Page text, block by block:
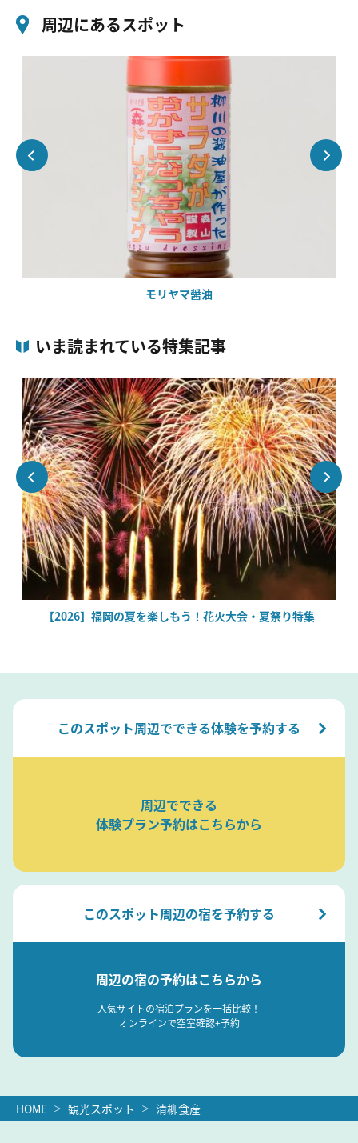
周辺にあるスポット
モリヤマ醤油
いま読まれている特集記事
【2026】福岡の夏を楽しもう！花火大会・夏祭り特集
このスポット周辺でできる体験を予約する
周辺でできる
体験プラン予約はこちらから
このスポット周辺の宿を予約する
周辺の宿の予約はこちらから
人気サイトの宿泊プランを一括比較！
オンラインで空室確認+予約
HOME 観光スポット 清柳食産